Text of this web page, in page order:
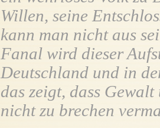
Willen, seine
kann man nicht aus
Fanal wird dieser
Deutschland und in
das zeigt, dass
nicht zu brechen